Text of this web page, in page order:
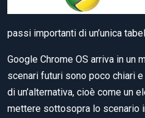
passi importanti di un’unica
Google Chrome OS arriva in un
scenari futuri sono poco chiari
di un’alternativa, cioè come un
mettere sottosopra lo scenario